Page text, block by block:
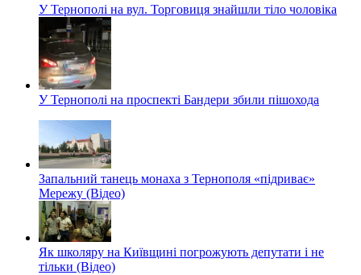
У Тернополі на вул. Торговиця знайшли тіло чоловіка
У Тернополі на проспекті Бандери збили пішохода
Запальний танець монаха з Тернополя «підриває»
Мережу (Відео)
Як школяру на Київщині погрожують депутати і не
тільки (Відео)